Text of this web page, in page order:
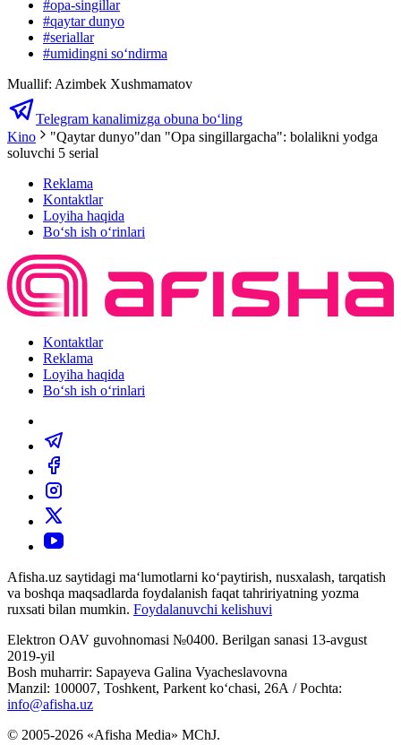
#opa-singillar
#qaytar dunyo
#seriallar
#umidingni soʻndirma
Muallif: Azimbek Xushmamatov
Telegram kanalimizga obuna bo‘ling
Kino
"Qaytar dunyo"dan "Opa singillargacha": bolalikni yodga
soluvchi 5 serial
Reklama
Kontaktlar
Loyiha haqida
Bo‘sh ish o‘rinlari
Kontaktlar
Reklama
Loyiha haqida
Bo‘sh ish o‘rinlari
Afisha.uz saytidagi ma‘lumotlarni ko‘paytirish, nusxalash, tarqatish
va boshqa maqsadlarda foydalanish faqat tahririyatning yozma
ruxsati bilan mumkin. Foydalanuvchi kelishuvi
Elektron OAV guvohnomasi №0400. Berilgan sanasi 13-avgust
2019-yil
Bosh muharrir: Sapayeva Galina Vyacheslavovna
Manzil: 100007, Toshkent, Parkent ko‘chasi, 26А / Pochta:
info@afisha.uz
© 2005-2026 «Afisha Media» MChJ.